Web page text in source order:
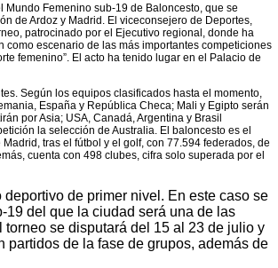
Femenino sub-19 de Baloncesto, que se
de Ardoz y Madrid. El viceconsejero de Deportes,
patrocinado por el Ejecutivo regional, donde ha
como escenario de las más importantes competiciones
femenino”. El acto ha tenido lugar en el Palacio de
Según los equipos clasificados hasta el momento,
España y República Checa; Mali y Egipto serán
por Asia; USA, Canadá, Argentina y Brasil
la selección de Australia. El baloncesto es el
tras el fútbol y el golf, con 77.594 federados, de
cuenta con 498 clubes, cifra solo superada por el
de primer nivel. En este caso se
del que la ciudad será una de las
se disputará del 15 al 23 de julio y
de la fase de grupos, además de